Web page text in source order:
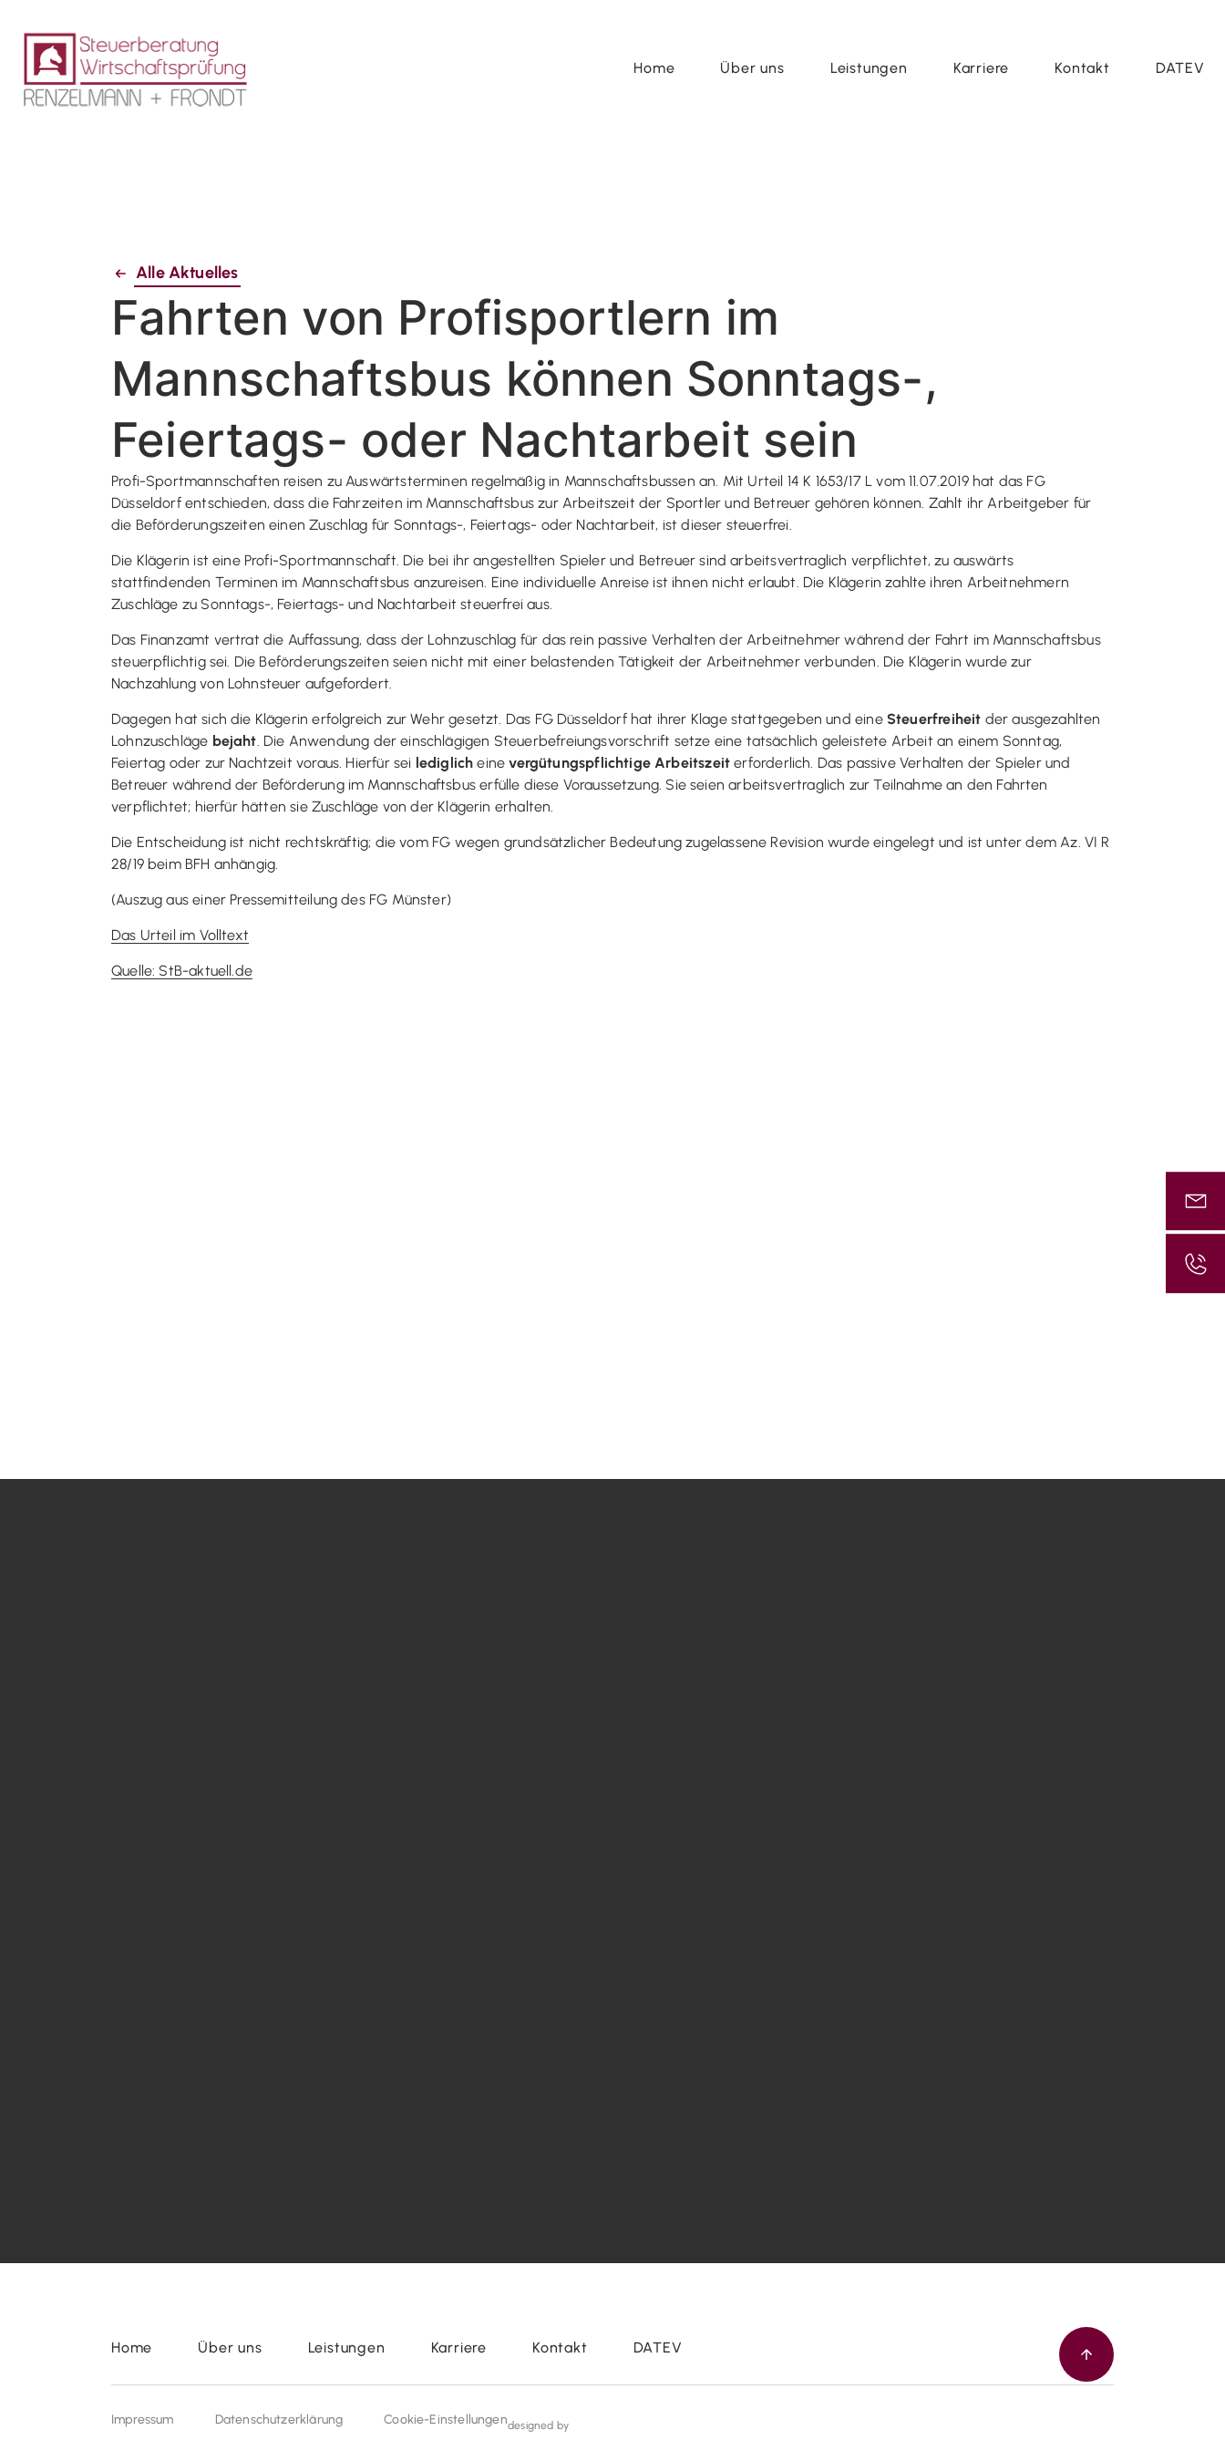
Home Über uns Leistungen Karriere Kontakt DATEV
Alle Aktuelles
Fahrten von Profisportlern im
Mannschaftsbus können Sonntags-,
Feiertags- oder Nachtarbeit sein
Profi-Sportmannschaften reisen zu Auswärtsterminen regelmäßig in Mannschaftsbussen an. Mit Urteil 14 K 1653/17 L vom 11.07.2019 hat das FG
Düsseldorf entschieden, dass die Fahrzeiten im Mannschaftsbus zur Arbeitszeit der Sportler und Betreuer gehören können. Zahlt ihr Arbeitgeber für
die Beförderungszeiten einen Zuschlag für Sonntags-, Feiertags- oder Nachtarbeit, ist dieser steuerfrei.
Die Klägerin ist eine Profi-Sportmannschaft. Die bei ihr angestellten Spieler und Betreuer sind arbeitsvertraglich verpflichtet, zu auswärts
stattfindenden Terminen im Mannschaftsbus anzureisen. Eine individuelle Anreise ist ihnen nicht erlaubt. Die Klägerin zahlte ihren Arbeitnehmern
Zuschläge zu Sonntags-, Feiertags- und Nachtarbeit steuerfrei aus.
Das Finanzamt vertrat die Auffassung, dass der Lohnzuschlag für das rein passive Verhalten der Arbeitnehmer während der Fahrt im Mannschaftsbus
steuerpflichtig sei. Die Beförderungszeiten seien nicht mit einer belastenden Tätigkeit der Arbeitnehmer verbunden. Die Klägerin wurde zur
Nachzahlung von Lohnsteuer aufgefordert.
Dagegen hat sich die Klägerin erfolgreich zur Wehr gesetzt. Das FG Düsseldorf hat ihrer Klage stattgegeben und eine Steuerfreiheit der ausgezahlten
Lohnzuschläge bejaht. Die Anwendung der einschlägigen Steuerbefreiungsvorschrift setze eine tatsächlich geleistete Arbeit an einem Sonntag,
Feiertag oder zur Nachtzeit voraus. Hierfür sei lediglich einevergütungspflichtige Arbeitszeit erforderlich. Das passive Verhalten der Spieler und
Betreuer während der Beförderung im Mannschaftsbus erfülle diese Voraussetzung. Sie seien arbeitsvertraglich zur Teilnahme an den Fahrten
verpflichtet; hierfür hätten sie Zuschläge von der Klägerin erhalten.
Die Entscheidung ist nicht rechtskräftig; die vom FG wegen grundsätzlicher Bedeutung zugelassene Revision wurde eingelegt und ist unter dem Az. VI R
28/19 beim BFH anhängig.
(Auszug aus einer Pressemitteilung des FG Münster)
Das Urteil im Volltext
Quelle: StB-aktuell.de
Home Über uns Leistungen Karriere Kontakt DATEV
Impressum Datenschutzerklärung Cookie-Einstellungendesigned by